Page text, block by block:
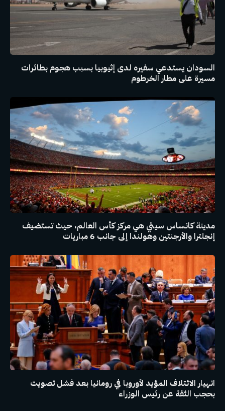
السودان يستدعي سفيره لدى إثيوبيا بسبب هجوم بطائرات
مسيرة على مطار الخرطوم
مدينة كانساس سيتي هي مركز كأس العالم، حيث تستضيف
إنجلترا والأرجنتين وهولندا إلى جانب 6 مباريات
انهيار الائتلاف المؤيد لأوروبا في رومانيا بعد فشل تصويت
بحجب الثقة عن رئيس الوزراء